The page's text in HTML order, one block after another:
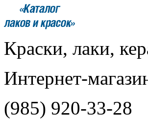
Краски, лаки,
Интернет-
(985) 920-33-28